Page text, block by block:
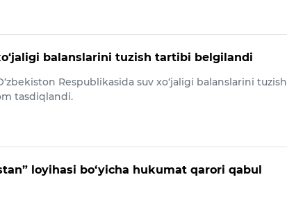
balanslarini tuzish tartibi belgilandi
Respublikasida suv xo‘jaligi balanslarini tuzish
tasdiqlandi.
loyihasi bo‘yicha hukumat qarori qabul